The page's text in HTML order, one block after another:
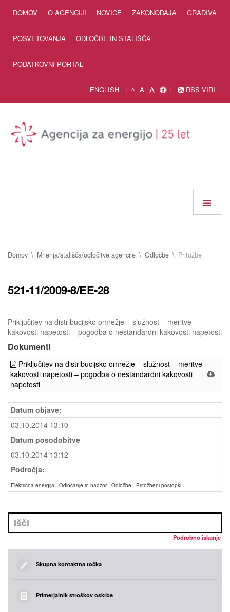
DOMOV O AGENCIJI NOVICE ZAKONODAJA GRADIVA
POSVETOVANJA ODLOČBE IN STALIŠČA
PODATKOVNI PORTAL
ENGLISH A A A RSS VIRI
Domov Mnenja/stališča/odločitve agencije Odločbe Pritožbe
521-11/2009-8/EE-28
Priključitev na distribucijsko omrežje – služnost – meritve
kakovosti napetosti – pogodba o nestandardni kakovosti napetosti
Dokumenti
Priključitev na distribucijsko omrežje – služnost – meritve
kakovosti napetosti – pogodba o nestandardni kakovosti
napetosti
Datum objave:
03.10.2014 13:10
Datum posodobitve
03.10.2014 13:12
Področja:
Električna energija Odločanje in nadzor Odločbe Pritožbeni postopki
Podrobno iskanje
Skupna kontaktna točka
Primerjalnik stroškov oskrbe